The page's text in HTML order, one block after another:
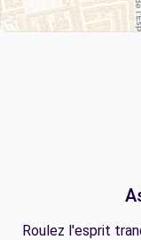
Roulez l'esprit